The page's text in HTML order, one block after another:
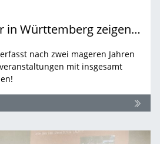
Laufveranstalter in Württemberg zeigen Durchhaltevermögen
nach zwei mageren Jahren
mit insgesamt